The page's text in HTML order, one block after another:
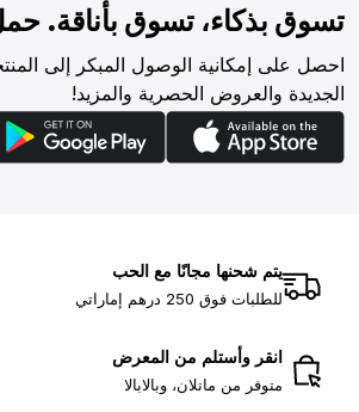
تسوق بذكاء، تسوق بأناقة.
احصل على إمكانية الوصول المبكر إلى
الجديدة والعروض الحصرية والمزيد!
يتم شحنها مجانًا مع الحب
للطلبات فوق 250 درهم إماراتي
انقر وأستلم من المعرض
متوفر من ماتلان، وبالابالا